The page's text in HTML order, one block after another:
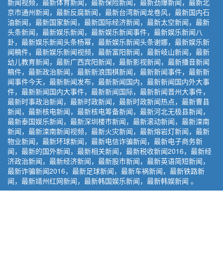
新闻视频，最新体育新闻，最新保险新闻，最新劲爆新闻，最新北
京市通州新闻，最新反腐新闻，最新台湾新闻龙卷风，最新国内石
油新闻，最新国家新闻，最新国际经济新闻，最新太空新闻，最新
头条新闻，最新娱乐新闻，最新娱乐新闻事件，最新娱乐新闻八
卦，最新娱乐新闻头条杨幂，最新娱乐新闻头条谢娜，最新娱乐新
闻稿件，最新娱乐新闻视频，最新富阳新闻，最新岐山新闻，最新
幼儿教育新闻，最新广西宾阳新闻，最新影视新闻，最新播音新闻
稿件，最新政治新闻，最新新浪围棋新闻，最新新闻事件，最新新
闻事件今天，最新新闻发布，最新新闻国内，最新新闻国内外大事
件，最新新闻国内大事件，最新新闻国际，最新新闻晋州大事件，
最新时事政治新闻，最新时政新闻，最新时政新闻热点，最新曹县
新闻，最新核电新闻，最新核电筹备新闻，最新河北无极县新闻，
最新泰国娱乐新闻，最新深圳楼市新闻，最新滚动新闻，最新滦南
新闻，最新滦南新闻视频，最新火灾新闻，最新熔岩灯新闻，最新
物业新闻，最新环球新闻，最新电信诈骗新闻，最新电子商务新
闻，最新的国外新闻，最新相关新闻，最新税收新闻2016，最新经
济政治新闻，最新经济新闻，最新股市新闻，最新英语简短新闻，
最新诈骗新闻2016，最新足球新闻，最新车祸新闻，最新铁路新
闻，最新靖州红网新闻，最新韩国娱乐新闻，最新韩娱新闻 。